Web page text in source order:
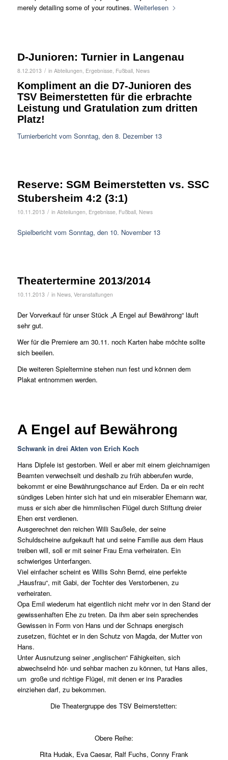
merely detailing some of your routines. Weiterlesen
D-Junioren: Turnier in Langenau
8.12.2013 / in Abteilungen Ergebnisse, Fußball, News
Kompliment an die D7-Junioren des
TSV Beimerstetten für die erbrachte
Leistung und Gratulation zum dritten
Platz!
Turnierbericht vom Sonntag, den 8. Dezember 13
Reserve: SGM Beimerstetten vs. SSC
Stubersheim 4:2 (3:1)
10.11.2013 / in Abteilungen Ergebnisse, Fußball, News
Spielbericht vom Sonntag, den 10. November 13
Theatertermine 2013/2014
10.11.2013 / in News, Veranstaltungen
Der Vorverkauf für unser Stück „A Engel auf Bewährong“ läuft
sehr gut.
Wer für die Premiere am 30.11. noch Karten habe möchte sollte
sich beeilen.
Die weiteren Spieltermine stehen nun fest und können dem
Plakat entnommen werden.
A Engel auf Bewährong
Schwank in drei Akten von Erich Koch
Hans Dipfele ist gestorben. Weil er aber mit einem gleichnamigen
Beamten verwechselt und deshalb zu früh abberufen wurde,
bekommt er eine Bewährungschance auf Erden. Da er ein recht
sündiges Leben hinter sich hat und ein miserabler Ehemann war,
muss er sich aber die himmlischen Flügel durch Stiftung dreier
Ehen erst verdienen.
Ausgerechnet den reichen Willi Saußele, der seine
Schuldscheine aufgekauft hat und seine Familie aus dem Haus
treiben will, soll er mit seiner Frau Erna verheiraten. Ein
schwieriges Unterfangen.
Viel einfacher scheint es Willis Sohn Bernd, eine perfekte
„Hausfrau“, mit Gabi, der Tochter des Verstorbenen, zu
verheiraten.
Opa Emil wiederum hat eigentlich nicht mehr vor in den Stand der
gewissenhaften Ehe zu treten. Da ihm aber sein sprechendes
Gewissen in Form von Hans und der Schnaps energisch
zusetzen, flüchtet er in den Schutz von Magda, der Mutter von
Hans.
Unter Ausnutzung seiner „englischen“ Fähigkeiten, sich
abwechselnd hör- und sehbar machen zu können, tut Hans alles,
um große und richtige Flügel, mit denen er ins Paradies
einziehen darf, zu bekommen.
Die Theatergruppe des TSV Beimerstetten:
Obere Reihe:
Rita Hudak, Eva Caesar, Ralf Fuchs, Conny Frank